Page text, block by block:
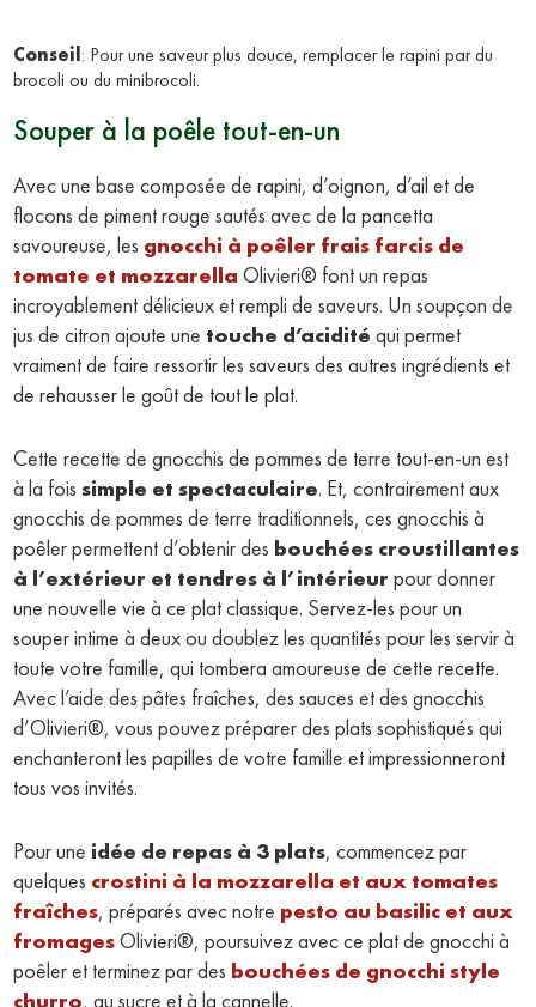
Conseil: Pour une saveur plus douce, remplacer le rapini par du
brocoli ou du minibrocoli.
Souper à la poêle tout-en-un
Avec une base composée de rapini, d’oignon, d’ail et de
flocons de piment rouge sautés avec de la pancetta
savoureuse, les gnocchi à poêler frais farcis de
tomate et mozzarella Olivieri® font un repas
incroyablement délicieux et rempli de saveurs. Un soupçon de
jus de citron ajoute une touche d’acidité qui permet
vraiment de faire ressortir les saveurs des autres ingrédients et
de rehausser le goût de tout le plat.
Cette recette de gnocchis de pommes de terre tout-en-un est
à la foissimple et spectaculaire. Et, contrairement aux
gnocchis de pommes de terre traditionnels, ces gnocchis à
poêler permettent d’obtenir des bouchées croustillantes
à l’extérieur et tendres à l’intérieur pour donner
une nouvelle vie à ce plat classique. Servez-les pour un
souper intime à deux ou doublez les quantités pour les servir à
toute votre famille, qui tombera amoureuse de cette recette.
Avec l’aide des pâtes fraîches, des sauces et des gnocchis
d’Olivieri®, vous pouvez préparer des plats sophistiqués qui
enchanteront les papilles de votre famille et impressionneront
tous vos invités.
Pour une idée de repas à 3 plats, commencez par
quelques crostini à la mozzarella et aux tomates
fraîches, préparés avec notre pesto au basilic et aux
fromagesOlivieri®, poursuivez avec ce plat de gnocchi à
poêler et terminez par des bouchées de gnocchi style
churro, au sucre et à la cannelle.